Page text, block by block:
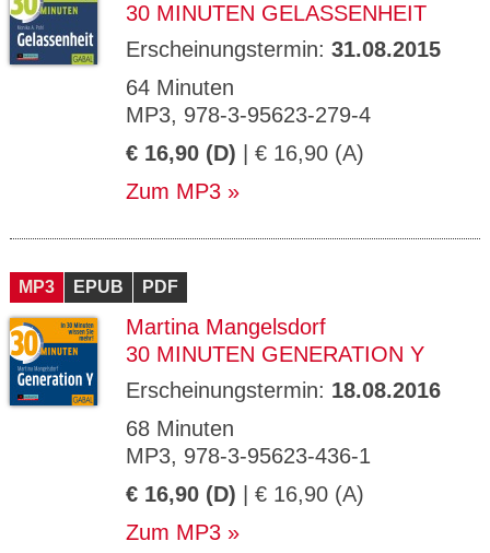
30 MINUTEN GELASSENHEIT
Erscheinungstermin: 31.08.2015
64 Minuten
MP3, 978-3-95623-279-4
€ 16,90 (D) | € 16,90 (A)
Zum MP3
MP3 EPUB PDF
Martina Mangelsdorf
30 MINUTEN GENERATION Y
Erscheinungstermin: 18.08.2016
68 Minuten
MP3, 978-3-95623-436-1
€ 16,90 (D) | € 16,90 (A)
Zum MP3